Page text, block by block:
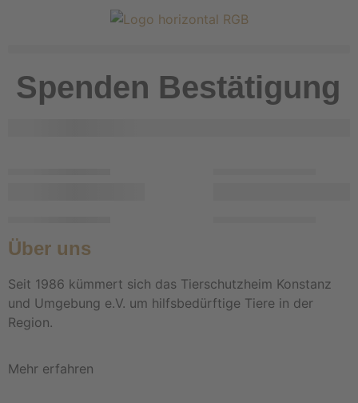
Spenden Bestätigung
Über uns
Seit 1986 kümmert sich das Tierschutzheim Konstanz
und Umgebung e.V. um hilfsbedürftige Tiere in der
Region.
Mehr erfahren